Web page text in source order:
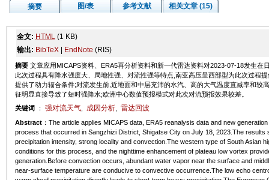
摘要 图/表 参考文献 相关文章 (15)
全文: HTML(1 KB)
输出: BibTeX| EndNote (RIS)
摘要文章应用MICAPS资料、ERA5再分析资料和新一代雷达资料对2023-07-18发生在
此次过程具有降水强度大、局地性强、对流性强等特点,南亚高压呈西部型为此次过程
提供了动力辐合条件;对流发生前,近地面和中层充沛的水汽、高的大气温度直减率和较
征明显直接导致了短时强降水;欧洲中心数值预报模式对此次对流预报效果较差。
关键词
： 强对流天气, 成因分析, 雷达回波
Abstract：The article applies MICAPS data, ERA5 reanalysis data and new
process that occurred in Sangzhizi District, Shigatse City on July 18, 2023.The
precipitation intensity, strong locality and convection.The western type of South Asian
conditions for this process, and the nighttime enhancement of plateau low vortex
generation.Before convection occurs, abundant water vapor near the surface and
near-surface temperature are conducive to convective occurrence.The low echo